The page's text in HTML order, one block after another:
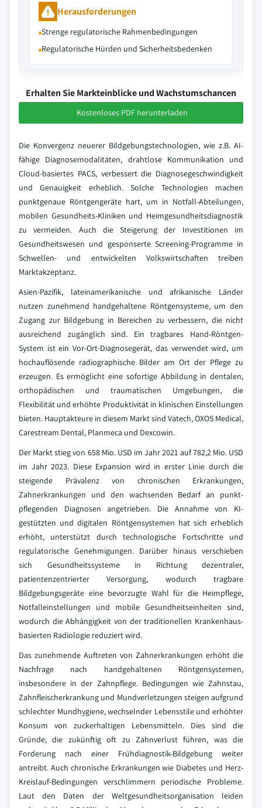
Herausforderungen
Strenge regulatorische Rahmenbedingungen
Regulatorische Hürden und Sicherheitsbedenken
Erhalten Sie Markteinblicke und Wachstumschancen
Kostenloses PDF herunterladen
Die Konvergenz neuerer Bildgebungstechnologien, wie z.B. AI-
fähige Diagnosemodalitäten, drahtlose Kommunikation und
Cloud-basiertes PACS, verbessert die Diagnosegeschwindigkeit
und Genauigkeit erheblich. Solche Technologien machen
punktgenaue Röntgengeräte hart, um in Notfall-Abteilungen,
mobilen Gesundheits-Kliniken und Heimgesundheitsdiagnostik
zu vermeiden. Auch die Steigerung der Investitionen im
Gesundheitswesen und gesponserte Screening-Programme in
Schwellen- und entwickelten Volkswirtschaften treiben
Marktakzeptanz.
Asien-Pazifik, lateinamerikanische und afrikanische Länder
nutzen zunehmend handgehaltene Röntgensysteme, um den
Zugang zur Bildgebung in Bereichen zu verbessern, die nicht
ausreichend zugänglich sind. Ein tragbares Hand-Röntgen-
System ist ein Vor-Ort-Diagnosegerät, das verwendet wird, um
hochauflösende radiographische Bilder am Ort der Pflege zu
erzeugen. Es ermöglicht eine sofortige Abbildung in dentalen,
orthopädischen und traumatischen Umgebungen, die
Flexibilität und erhöhte Produktivität in klinischen Einstellungen
bieten. Hauptakteure in diesem Markt sind Vatech, OXOS Medical,
Carestream Dental, Planmeca und Dexcowin.
Der Markt stieg von 658 Mio. USD im Jahr 2021 auf 782,2 Mio. USD
im Jahr 2023. Diese Expansion wird in erster Linie durch die
steigende Prävalenz von chronischen Erkrankungen,
Zahnerkrankungen und den wachsenden Bedarf an punkt-
pflegenden Diagnosen angetrieben. Die Annahme von KI-
gestützten und digitalen Röntgensystemen hat sich erheblich
erhöht, unterstützt durch technologische Fortschritte und
regulatorische Genehmigungen. Darüber hinaus verschieben
sich Gesundheitssysteme in Richtung dezentraler,
patientenzentrierter Versorgung, wodurch tragbare
Bildgebungsgeräte eine bevorzugte Wahl für die Heimpflege,
Notfalleinstellungen und mobile Gesundheitseinheiten sind,
wodurch die Abhängigkeit von der traditionellen Krankenhaus-
basierten Radiologie reduziert wird.
Das zunehmende Auftreten von Zahnerkrankungen erhöht die
Nachfrage nach handgehaltenen Röntgensystemen,
insbesondere in der Zahnpflege. Bedingungen wie Zahnstau,
Zahnfleischerkrankung und Mundverletzungen steigen aufgrund
schlechter Mundhygiene, wechselnder Lebensstile und erhöhter
Konsum von zuckerhaltigen Lebensmitteln. Dies sind die
Gründe, die zukünftig oft zu Zahnverlust führen, was die
Forderung nach einer Frühdiagnostik-Bildgebung weiter
antreibt. Auch chronische Erkrankungen wie Diabetes und Herz-
Kreislauf-Bedingungen verschlimmern periodische Probleme.
Laut den Daten der Weltgesundheitsorganisation leiden